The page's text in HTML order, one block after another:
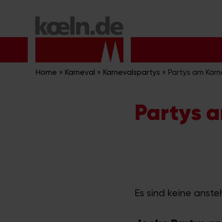
Inhalt
Home » Karneval » Karnevalspartys » Partys am
Partys
Es sind keine